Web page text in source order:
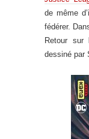
de même
fédérer.
Retour
dessiné par